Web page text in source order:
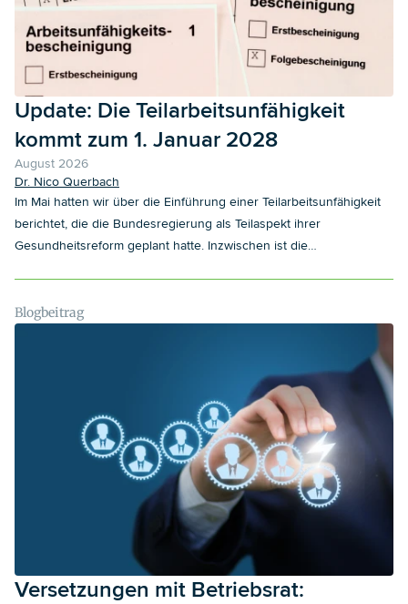
Update: Die Teilarbeitsunfähigkeit
kommt zum 1. Januar 2028
August 2026
Dr. Nico Querbach
Im Mai hatten wir über die Einführung einer Teilarbeitsunfähigkeit
berichtet, die die Bundesregierung als Teilaspekt ihrer
Gesundheitsreform geplant hatte. Inzwischen ist die
Januar 2028 möglich sein. Inhaltlich hat der Gesetzgeber die
Blogbeitrag
Versetzungen mit Betriebsrat: